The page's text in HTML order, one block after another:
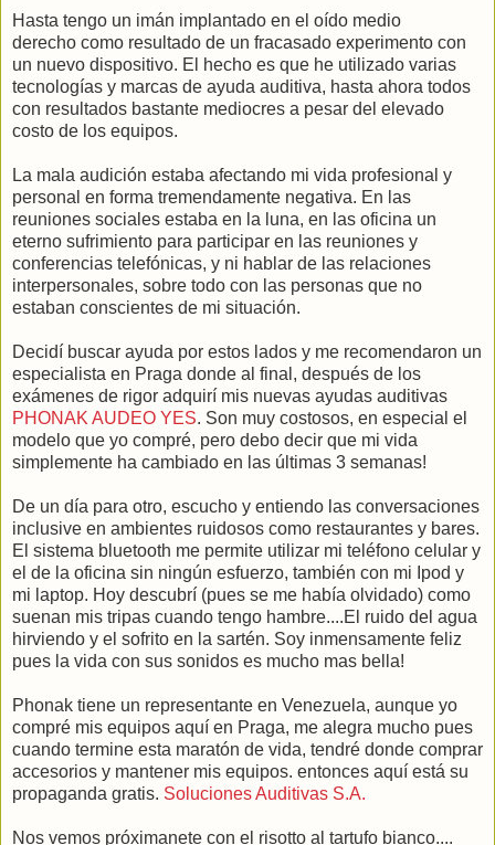
Hasta tengo un imán implantado en el oído medio
derecho como resultado de un fracasado experimento con
un nuevo dispositivo. El hecho es que he utilizado varias
tecnologías y marcas de ayuda auditiva, hasta ahora todos
con resultados bastante mediocres a pesar del elevado
costo de los equipos.
La mala audición estaba afectando mi vida profesional y
personal en forma tremendamente negativa. En las
reuniones sociales estaba en la luna, en las oficina un
eterno sufrimiento para participar en las reuniones y
conferencias telefónicas, y ni hablar de las relaciones
interpersonales, sobre todo con las personas que no
estaban conscientes de mi situación.
Decidí buscar ayuda por estos lados y me recomendaron un
especialista en Praga donde al final, después de los
exámenes de rigor adquirí mis nuevas ayudas auditivas
PHONAK AUDEO YES. Son muy costosos, en especial el
modelo que yo compré, pero debo decir que mi vida
simplemente ha cambiado en las últimas 3 semanas!
De un día para otro, escucho y entiendo las conversaciones
inclusive en ambientes ruidosos como restaurantes y bares.
El sistema bluetooth me permite utilizar mi teléfono celular y
el de la oficina sin ningún esfuerzo, también con mi Ipod y
mi laptop. Hoy descubrí (pues se me había olvidado) como
suenan mis tripas cuando tengo hambre....El ruido del agua
hirviendo y el sofrito en la sartén. Soy inmensamente feliz
pues la vida con sus sonidos es mucho mas bella!
Phonak tiene un representante en Venezuela, aunque yo
compré mis equipos aquí en Praga, me alegra mucho pues
cuando termine esta maratón de vida, tendré donde comprar
accesorios y mantener mis equipos. entonces aquí está su
propaganda gratis. Soluciones Auditivas S.A.
Nos vemos próximanete con el risotto al tartufo bianco....